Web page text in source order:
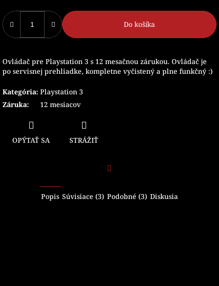
Do košíka
Ovládač pre Playstation 3 s 12 mesačnou zárukou. Ovládač je
po servisnej prehliadke, kompletne vyčistený a plne funkčný :)
Kategória: Playstation 3
Záruka: 12 mesiacov
OPÝTAŤ SA STRÁŽIŤ
Popis Súvisiace (3) Podobné (3) Diskusia